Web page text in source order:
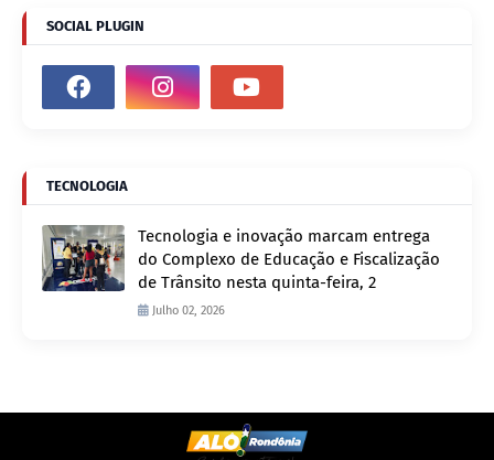
SOCIAL PLUGIN
TECNOLOGIA
Tecnologia e inovação marcam entrega
do Complexo de Educação e Fiscalização
de Trânsito nesta quinta-feira, 2
Julho 02, 2026